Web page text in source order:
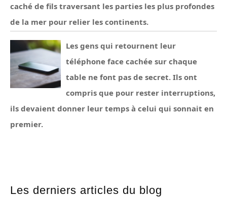
caché de fils traversant les parties les plus profondes
de la mer pour relier les continents.
Les gens qui retournent leur
téléphone face cachée sur chaque
table ne font pas de secret. Ils ont
compris que pour rester interruptions,
ils devaient donner leur temps à celui qui sonnait en
premier.
Les derniers articles du blog